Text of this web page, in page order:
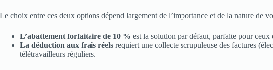
Le choix entre ces deux options dépend largement de l’importance et de la nature de
L’abattement forfaitaire de 10 % est la solution par défaut, parfaite pour ceux
La déduction aux frais réels requiert une collecte scrupuleuse des factures
télétravailleurs réguliers.